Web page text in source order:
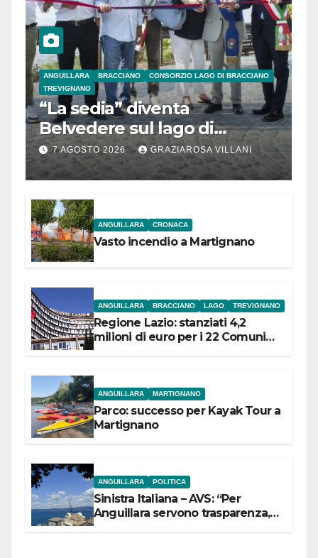
ANGUILLARA BRACCIANO
CONSORZIO LAGO DI BRACCIANO
TREVIGNANO
“La sedia” diventa
Belvedere sul lago di
Bracciano: ieri
l’inaugurazione
7 AGOSTO 2026 GRAZIAROSA VILLANI
ANGUILLARA CRONACA
Vasto incendio a Martignano
ANGUILLARA BRACCIANO LAGO TREVIGNANO
Regione Lazio: stanziati 4,2
milioni di euro per i 22 Comuni
ANGUILLARA MARTIGNANO
Parco: successo per Kayak Tour a
Martignano
ANGUILLARA POLITICA
Sinistra Italiana – AVS: “Per
Anguillara servono trasparenza,